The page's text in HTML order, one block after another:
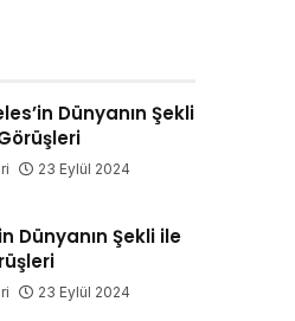
Dünyanın Şekli
23 Eylül 2024
Dünyanın Şekli ile
23 Eylül 2024